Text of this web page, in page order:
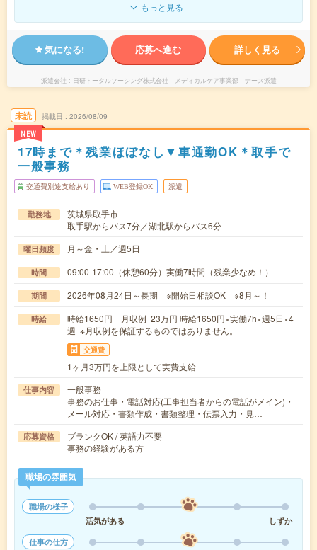
もっと見る
気になる! 応募へ進む 詳しく見る
派遣会社 日研トータルソーシング株式会社 メディカルケア事業部 ナース派遣
未読
NEW
掲載日 2026/08/09
17時まで＊残業ほぼなし▼車通勤OK＊取手で
一般事務
交通費別途支給あり WEB登録OK 派遣
勤務地
茨城県取手市
取手駅からバス7分／湖北駅からバス6分
曜日頻度 月～金・土／週5日
時間 09:00-17:00（休憩60分）実働7時間（残業少なめ！）
期間 2026年08月24日～長期 ※開始日相談OK ※8月～！
時給
時給1650円 月収例 23万円 時給1650円×実働7h×週5日×4
週 ※月収例を保証するものではありません。
交通費
1ヶ月3万円を上限として実費支給
仕事内容
一般事務
事務のお仕事・電話対応(工事担当者からの電話がメイン)・
メール対応・書類作成・書類整理・伝票入力・見…
応募資格
ブランクOK / 英語力不要
事務の経験がある方
職場の雰囲気
職場の様子
活気がある
しずか
仕事の仕方